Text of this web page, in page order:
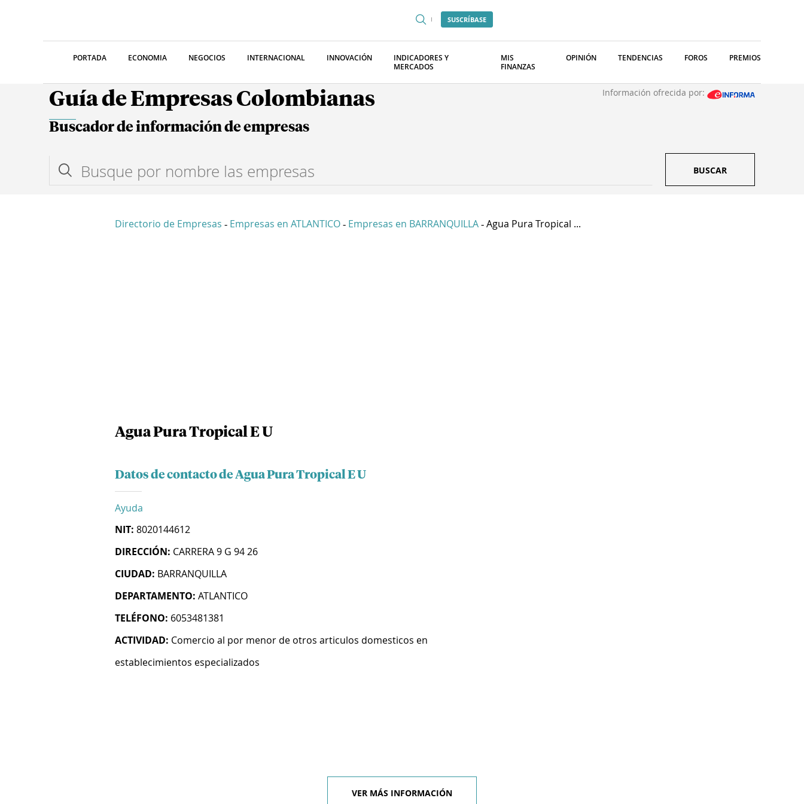
SUSCRÍBASE
PORTADA ECONOMIA NEGOCIOS INTERNACIONAL INNOVACIÓN
INDICADORES Y
MERCADOS
MIS
FINANZAS
OPINIÓN TENDENCIAS FOROS PREMIOS
Guía de Empresas Colombianas Información ofrecida por:
Buscador de información de empresas
BUSCAR
Directorio de Empresas - Empresas en ATLANTICO - Empresas en BARRANQUILLA - Agua Pura Tropical ...
Agua Pura Tropical E U
Datos de contacto de Agua Pura Tropical E U
Ayuda
NIT: 8020144612
DIRECCIÓN: CARRERA 9 G 94 26
CIUDAD: BARRANQUILLA
DEPARTAMENTO: ATLANTICO
TELÉFONO: 6053481381
ACTIVIDAD: Comercio al por menor de otros articulos domesticos en
establecimientos especializados
VER MÁS INFORMACIÓN